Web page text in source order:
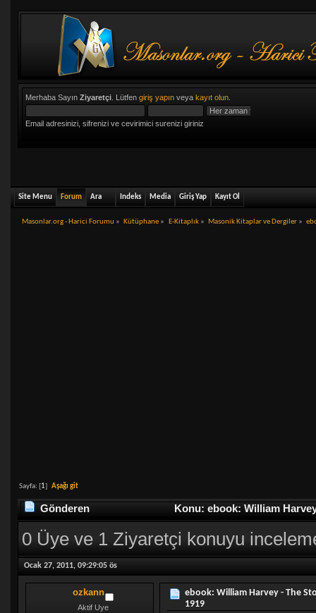
Merhaba Sayın Ziyaretçi. Lütfen giriş yapınveya kayıt olun.
Email adresinizi, sifrenizi ve cevirimici surenizi giriniz
Site Menu Forum Ara Indeks Media Giriş Yap Kayıt Ol
Masonlar.org - Harici Forumu » Kütüphane » E-Kitaplık» Masonik Kitaplar ve Dergiler»
Sayfa: [1] Aşağı git
Gönderen Konu: ebook: William
0 Üye ve 1 Ziyaretçi konuyu
Ocak 27, 2011, 09:29:05 ös
ozkann
Aktif Uye
ebook: William Harvey - The
1919